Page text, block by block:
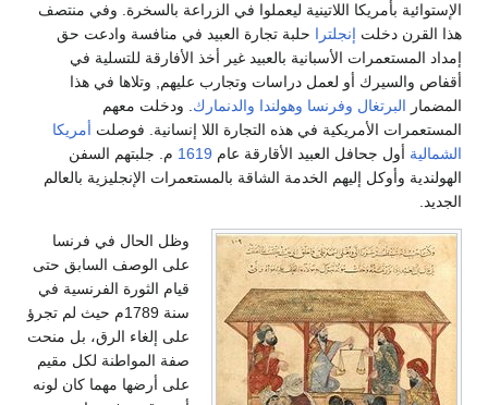
الإستوائية بأمريكا اللاتينية ليعملوا في الزراعة بالسخرة. وفي منتصف
هذا القرن دخلت إنجلترا حلبة تجارة العبيد في منافسة وادعت حق
إمداد المستعمرات الأسبانية بالعبيد غير أخذ الأفارقة للتسلية في
أقفاص والسيرك أو لعمل دراسات وتجارب عليهم, وتلاها في هذا
المضمار البرتغال وفرنسا وهولندا والدنمارك . ودخلت معهم
المستعمرات الأمريكية في هذه التجارة اللا إنسانية. فوصلت أمريكا
الشمالية أول جحافل العبيد الأقارقة عام 1619 م. جلبتهم السفن
الهولندية وأوكل إليهم الخدمة الشاقة بالمستعمرات الإنجليزية بالعالم
الجديد.
وظل الحال في فرنسا
على الوصف السابق حتى
قيام الثورة الفرنسية في
سنة 1789م حيث لم تجرؤ
على إلغاء الرق، بل منحت
صفة المواطنة لكل مقيم
على أرضها مهما كان لونه